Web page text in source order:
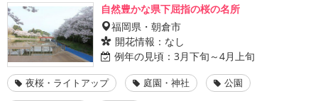
自然豊かな県下屈指の桜の名所
福岡県・朝倉市
開花情報： なし
例年の見頃： 3月下旬～4月上旬
夜桜・ライトアップ 庭園・神社 公園